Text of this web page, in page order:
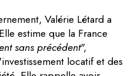
Valérie Létard a
estime que la France
sans précédent",
locatif et des